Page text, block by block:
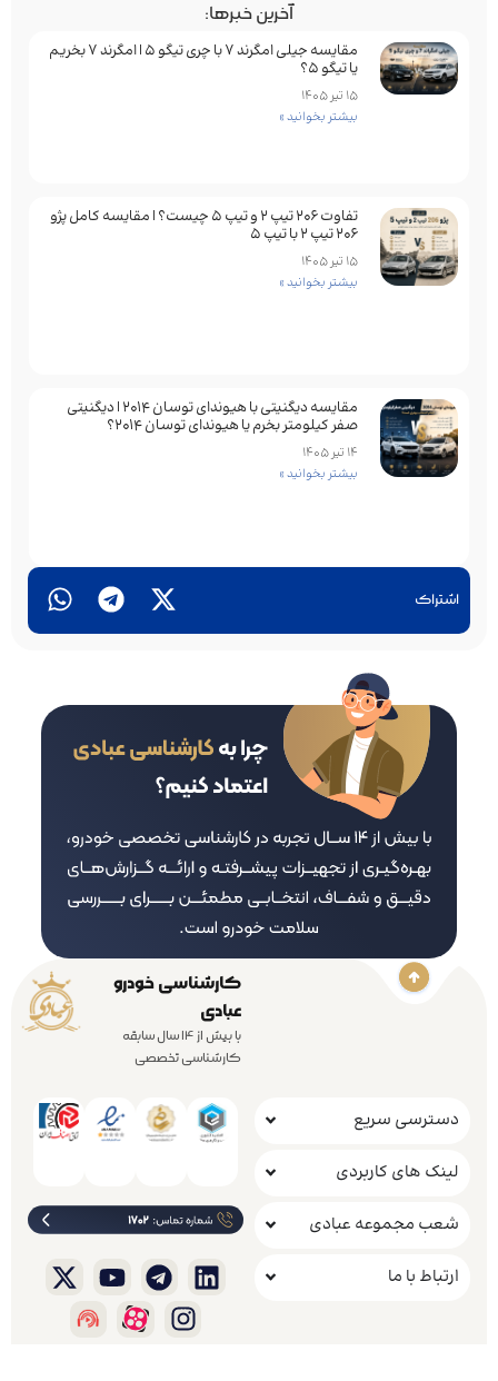
اشتراک
آخرین خبرها:
مقایسه جیلی امگرند 7 با چری تیگو 5 | امگرند 7 بخریم
یا تیگو 5؟
15 تیر 1405
بیشتر بخوانید »
تفاوت ۲۰۶ تیپ ۲ و تیپ ۵ چیست؟ | مقایسه کامل پژو
۲۰۶ تیپ ۲ با تیپ ۵
15 تیر 1405
بیشتر بخوانید »
مقایسه دیگنیتی با هیوندای توسان 2014 | دیگنیتی
صفر کیلومتر بخرم یا هیوندای توسان 2014؟
14 تیر 1405
بیشتر بخوانید »
کارشناسی خودرو
عبادی
با بیش از 14 سال سابقه
کارشناسی تخصصی
دسترسی سریع
لینک های کاربردی
شعب مجموعه عبادی
ارتباط با ما